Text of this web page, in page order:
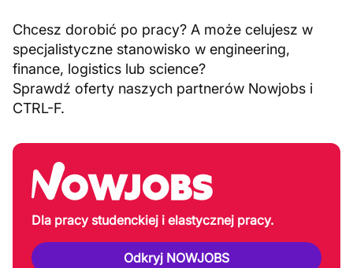
Chcesz dorobić po pracy? A może celujesz w
specjalistyczne stanowisko w engineering,
finance, logistics lub science?
Sprawdź oferty naszych partnerów Nowjobs i
CTRL-F.
Dla pracy studenckiej i elastycznej pracy.
Odkryj NOWJOBS